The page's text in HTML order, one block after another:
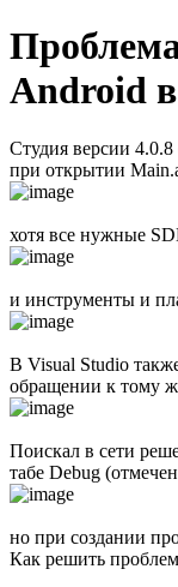
Android
Студия версии
при открытии
хотя все нужные
и инструменты и
В Visual Studio
обращении к тому
Поискал в сети
табе Debug
но при создании
Как решить